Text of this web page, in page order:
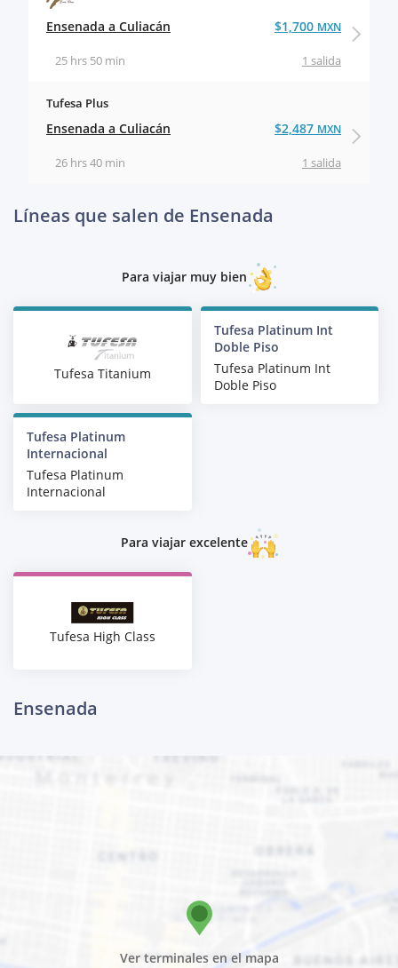
Ensenada a Culiacán
1 salida
25 hrs 50 min
$1,700 MXN
Tufesa Plus
Ensenada a Culiacán
1 salida
26 hrs 40 min
$2,487 MXN
Líneas que salen de Ensenada
Para viajar muy bien
Tufesa Titanium
Tufesa Platinum Int
Doble Piso
Tufesa Platinum Int
Doble Piso
Tufesa Platinum
Internacional
Tufesa Platinum
Internacional
Para viajar excelente
Tufesa High Class
Ensenada
Ver terminales en el mapa